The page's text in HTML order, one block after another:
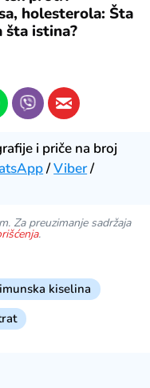
holesterola: Šta
šta istina?
i priče na broj
/Viber/
Za preuzimanje sadržaja
.
kiselina